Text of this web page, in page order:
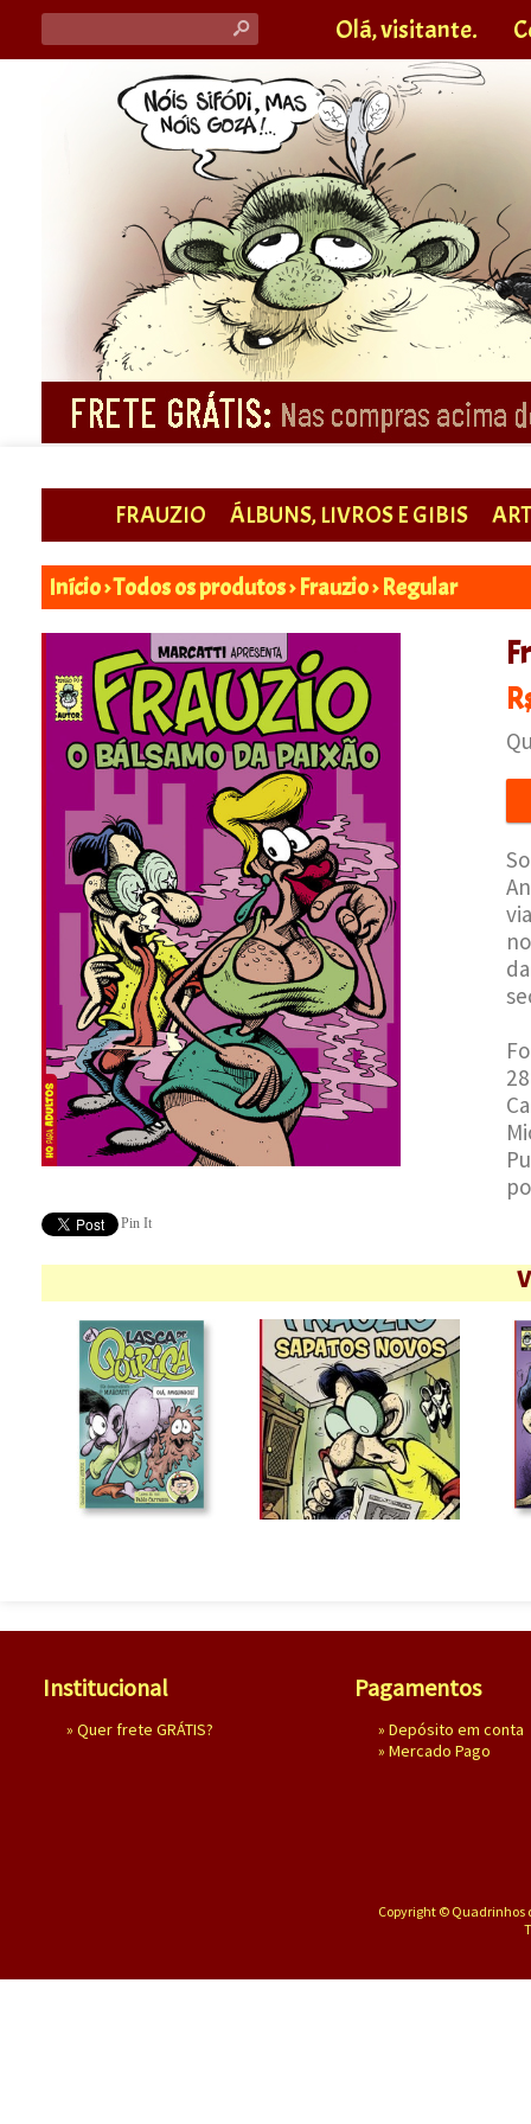
s Olá, visitante.
FRAUZIO ÁLBUNS, LIVROS E GIBIS
Início›Todos os produtos› Frauzio› Regular
Pin It
Institucional
» Quer frete GRÁTIS?
Pagamentos
» Depósito em conta
» Mercado Pago
Copyright © Quadrinhos